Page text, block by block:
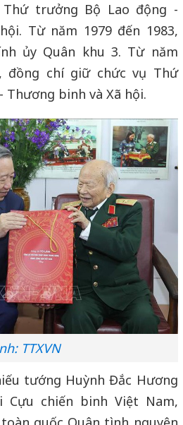
trưởng Bộ Lao động -
Từ năm 1979 đến 1983,
ủy Quân khu 3. Từ năm
đồng chí giữ chức vụ Thứ
binh và Xã hội.
TTXVN
tướng Huỳnh Đắc Hương
chiến binh Việt Nam,